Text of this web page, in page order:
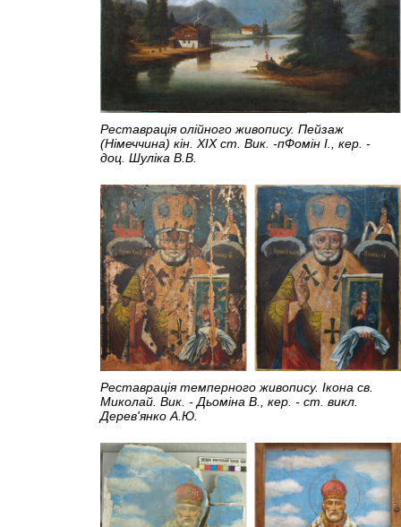
Реставрація олійного живопису. Пейзаж
(Німеччина) кін. XIX ст. Вик. -пФомін І., кер. -
доц. Шуліка В.В.
Реставрація темперного живопису. Ікона св.
Миколай. Вик. - Дьоміна В., кер. - ст. викл.
Дерев'янко А.Ю.